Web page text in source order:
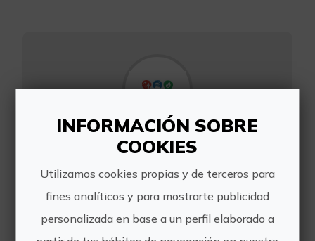
D'Turisme
En D'Turisme hacemos visitas
INFORMACIÓN SOBRE
COOKIES
Utilizamos cookies propias y de terceros para
fines analíticos y para mostrarte publicidad
personalizada en base a un perfil elaborado a